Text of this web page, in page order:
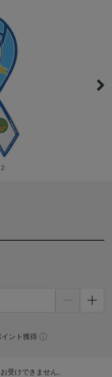
イント獲得
受けできません。